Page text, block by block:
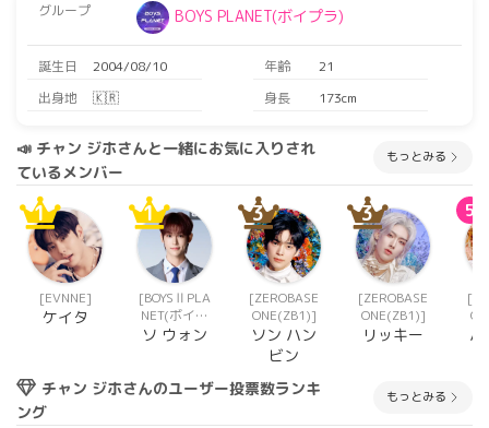
グループ BOYS PLANET(ボイプラ)
誕生日 2004/08/10 年齢
21
出身地
🇰🇷 身長 173cm
📣 チャン ジホさんと一緒にお気に入りされ
ているメンバー
もっとみる
1
[EVNNE]
ケイタ
1
[BOYSⅡPLA
NET(ボイプ
ラ2)]
ソ ウォン
3
[ZEROBASE
ONE(ZB1)]
ソン ハン
ビン
3
[ZEROBASE
ONE(ZB1)]
リッキー
5
ハ
チャン ジホさんのユーザー投票数ランキ
ング
もっとみる